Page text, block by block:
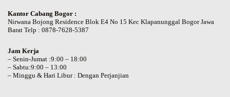
Kantor Cabang Bogor :
Nirwana Bojong Residence Blok E4 No 15 Kec Klapanunggal Bogor Jawa
Barat Telp : 0878-7628-5387
Jam Kerja
– Senin-Jumat :9:00 – 18:00
– Sabtu:9:00 – 13:00
– Minggu & Hari Libur : Dengan Perjanjian